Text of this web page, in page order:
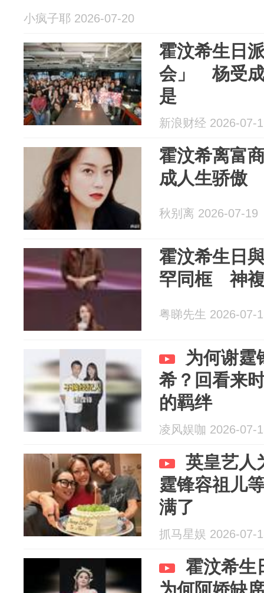
小疯子耶 2026-07-20
霍汶希生日
会」 杨受成
是
新浪财经 2026-07-
霍汶希离富
成人生骄傲
秋别离 2026-07-19
霍汶希生日
罕同框 神複
粤睇先生 2026-07-
为何谢霆
希？回看来
的羁绊
凌风娱咖 2026-07-
英皇艺人
霆锋容祖儿
满了
抓马星娱 2026-07-
霍汶希生